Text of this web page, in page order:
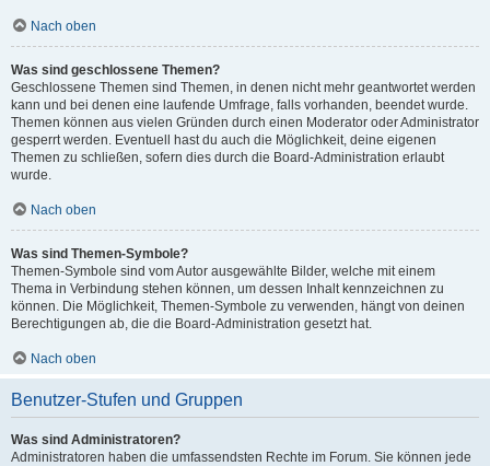
Nach oben
Was sind geschlossene Themen?
Geschlossene Themen sind Themen, in denen nicht mehr geantwortet werden
kann und bei denen eine laufende Umfrage, falls vorhanden, beendet wurde.
Themen können aus vielen Gründen durch einen Moderator oder Administrator
gesperrt werden. Eventuell hast du auch die Möglichkeit, deine eigenen
Themen zu schließen, sofern dies durch die Board-Administration erlaubt
wurde.
Nach oben
Was sind Themen-Symbole?
Themen-Symbole sind vom Autor ausgewählte Bilder, welche mit einem
Thema in Verbindung stehen können, um dessen Inhalt kennzeichnen zu
können. Die Möglichkeit, Themen-Symbole zu verwenden, hängt von deinen
Berechtigungen ab, die die Board-Administration gesetzt hat.
Nach oben
Benutzer-Stufen und Gruppen
Was sind Administratoren?
Administratoren haben die umfassendsten Rechte im Forum. Sie können jede